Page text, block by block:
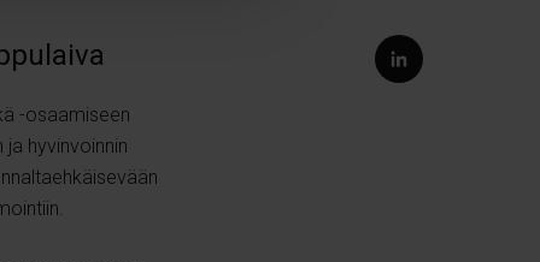
-osaamiseen
hyvinvoinnin